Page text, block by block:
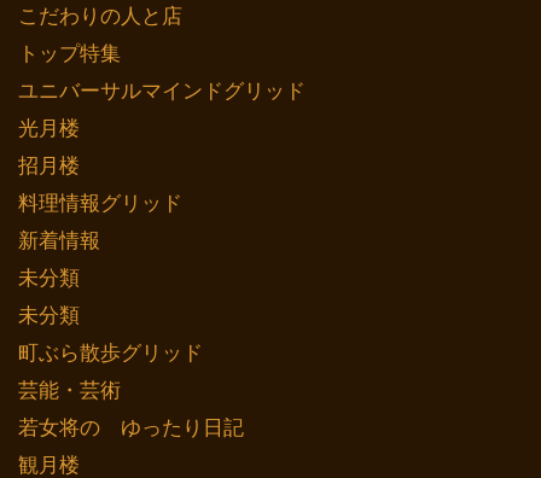
こだわりの人と店
トップ特集
ユニバーサルマインドグリッド
光月楼
招月楼
料理情報グリッド
新着情報
未分類
未分類
町ぶら散歩グリッド
芸能・芸術
若女将の ゆったり日記
観月楼